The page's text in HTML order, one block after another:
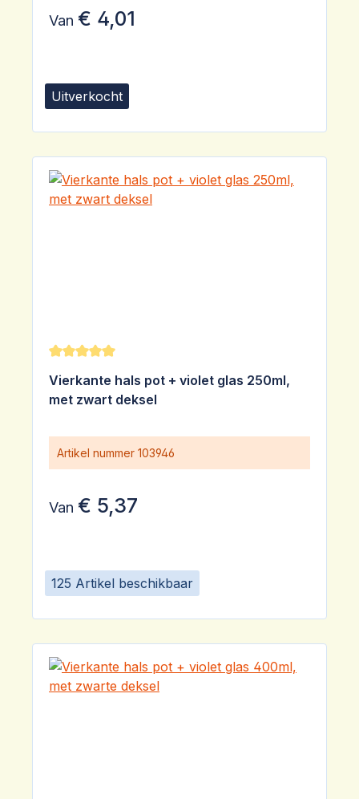
Uitverkocht
Van € 4,01
125 Artikel beschikbaar
Gemiddelde waardering van 5 van 5 sterren
Vierkante hals pot + violet glas 250ml,
met zwart deksel
Artikel nummer 103946
Van € 5,37